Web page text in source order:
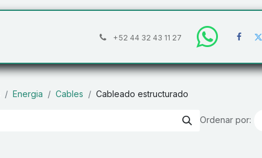
+52 44 32 43 11 27
Energia Cables Cableado estructurado
Ordenar por: